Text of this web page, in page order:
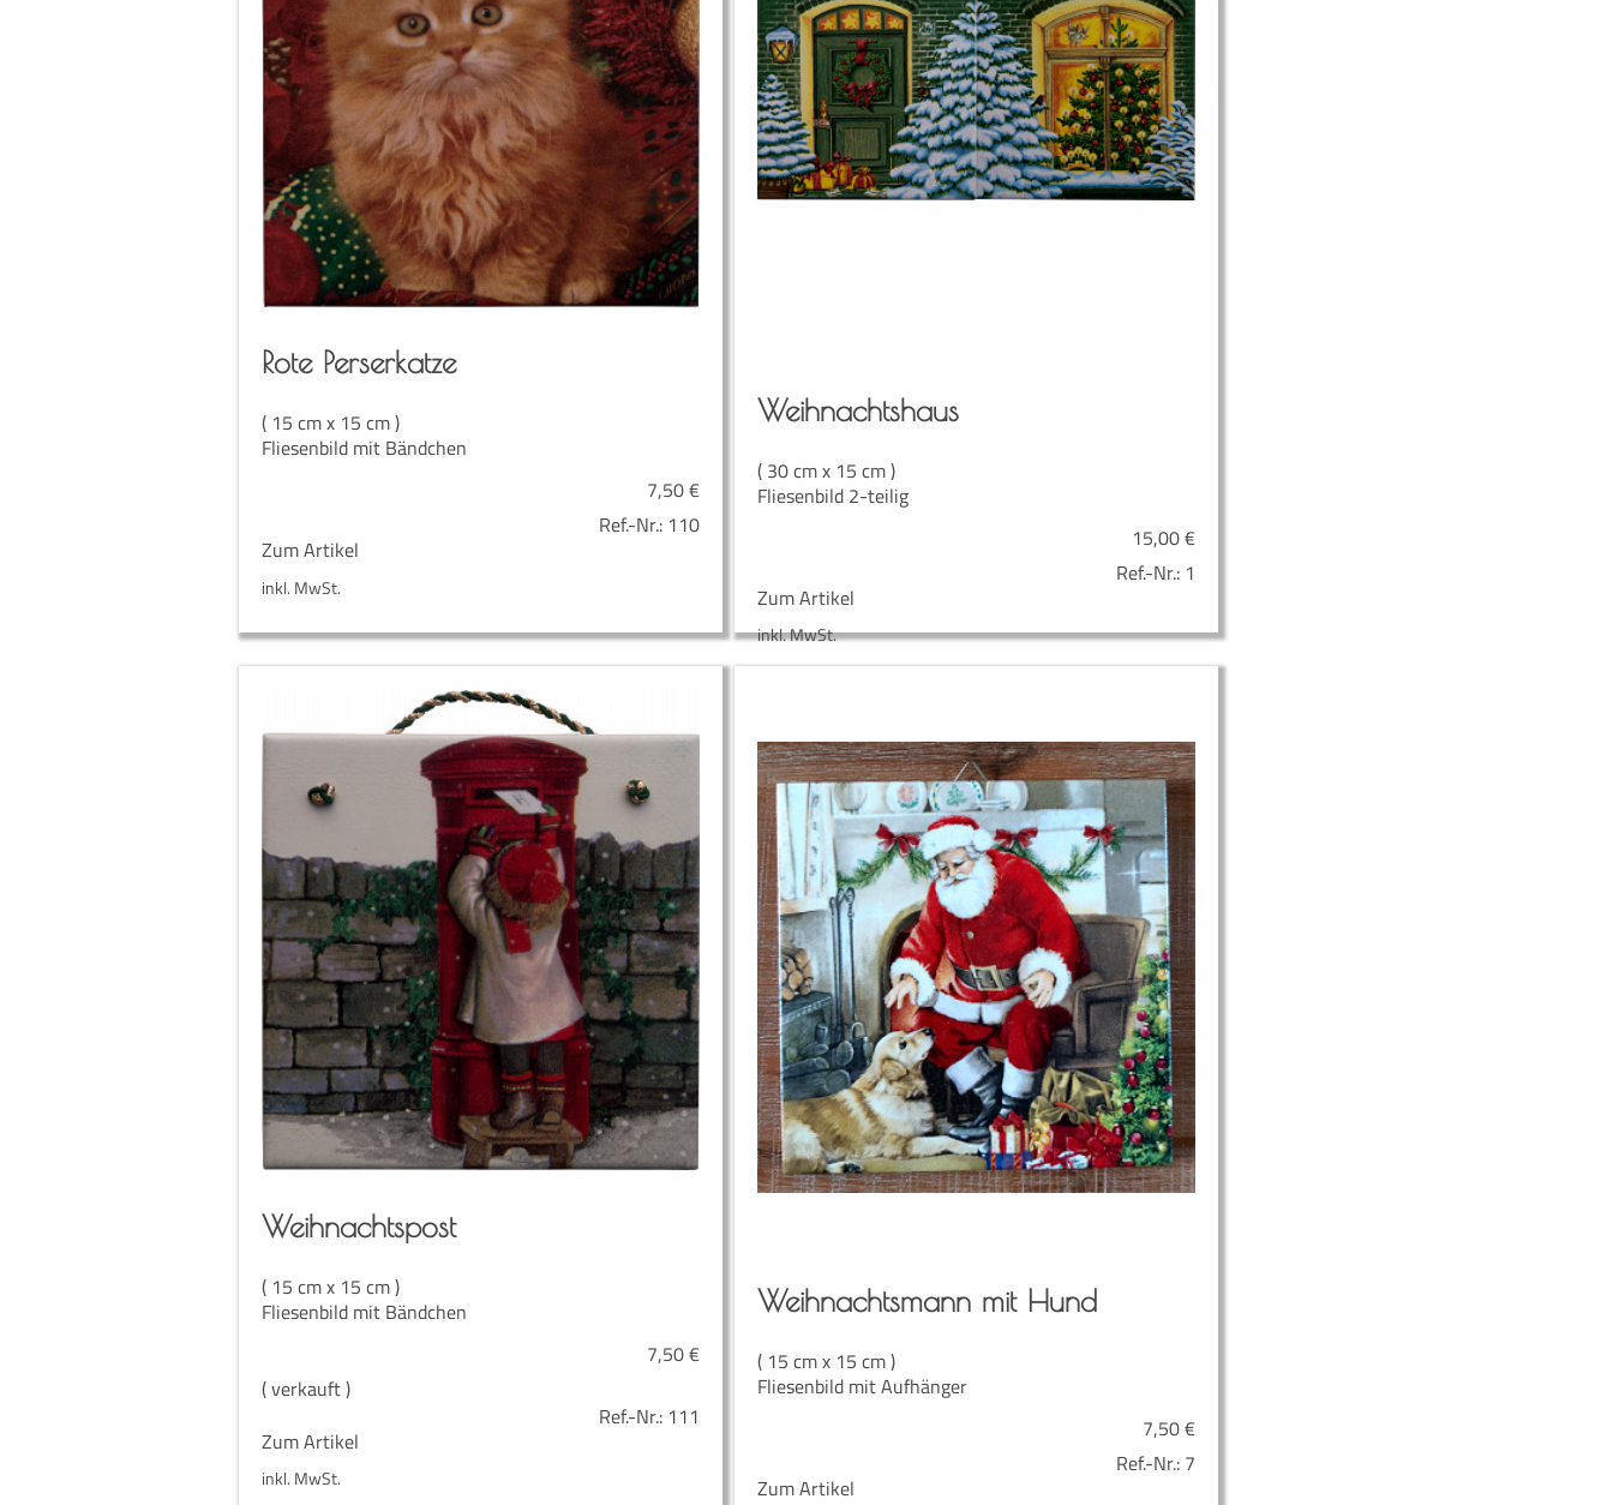
Rote Per­ser­kat­ze
( 15 cm x 15 cm )
Fliesenbild mit Bändchen
7,50€
Ref.-Nr.: 110
Zum Artikel
inkl. MwSt.
Weih­nachts­haus
( 30 cm x 15 cm )
Fliesenbild 2-teilig
15,00€
Ref.-Nr.: 1
Zum Artikel
inkl. MwSt.
Weih­nachts­post
( 15 cm x 15 cm )
Fliesenbild mit Bändchen
7,50€
( verkauft )
Ref.-Nr.: 111
Zum Artikel
inkl. MwSt.
Weih­nachts­mann mit Hund
( 15 cm x 15 cm )
Fliesenbild mit Aufhänger
7,50€
Ref.-Nr.: 7
Zum Artikel